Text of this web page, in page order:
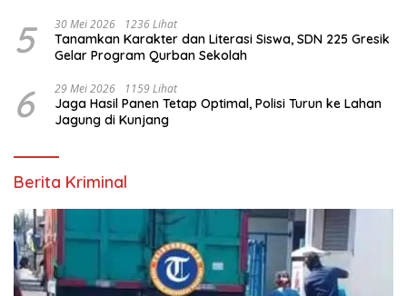
5 30 Mei 2026 1236 Lihat
Tanamkan Karakter dan Literasi Siswa, SDN 225 Gresik
Gelar Program Qurban Sekolah
6 29 Mei 2026 1159 Lihat
Jaga Hasil Panen Tetap Optimal, Polisi Turun ke Lahan
Jagung di Kunjang
Berita Kriminal